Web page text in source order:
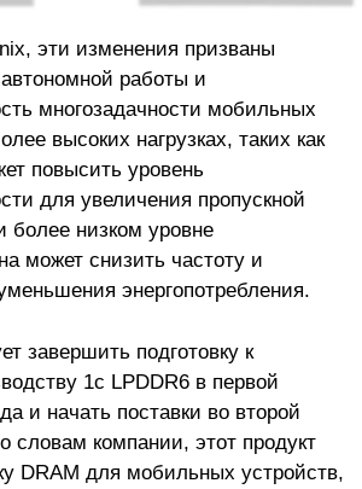
эти изменения призваны
работы и
многозадачности мобильных
высоких нагрузках, таких как
повысить уровень
для увеличения пропускной
более низком уровне
может снизить частоту и
энергопотребления.
завершить подготовку к
1c LPDDR6 в первой
и начать поставки во второй
словам компании, этот продукт
DRAM для мобильных устройств,